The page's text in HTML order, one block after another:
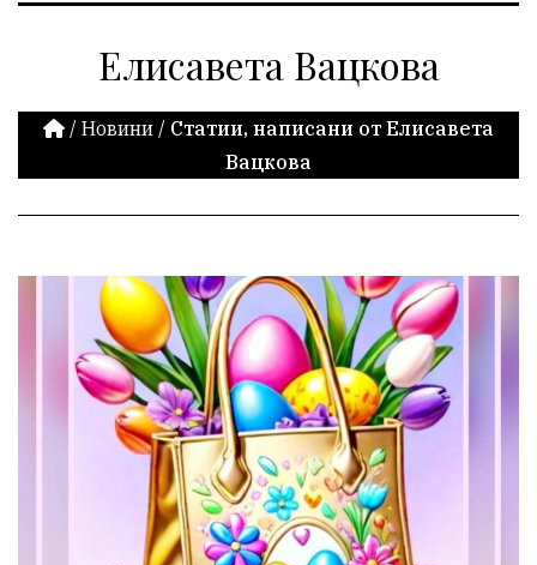
Елисавета Вацкова
/ Новини / Статии, написани от Елисавета
Вацкова